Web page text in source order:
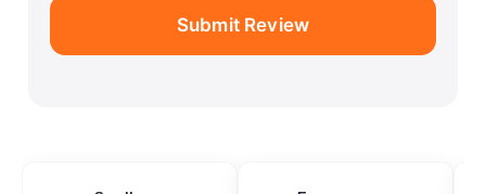
Submit Review